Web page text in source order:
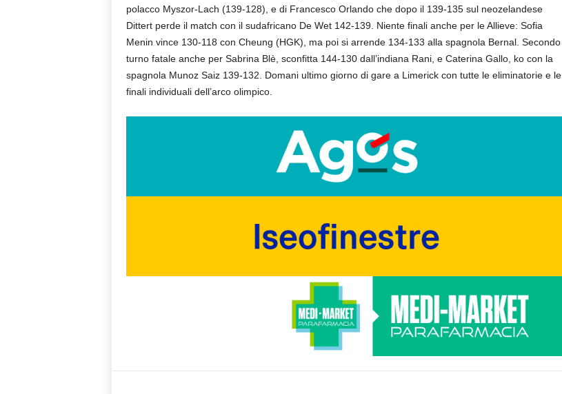
polacco Myszor-Lach (139-128), e di Francesco Orlando che dopo il 139-135 sul neozelandese
Dittert perde il match con il sudafricano De Wet 142-139. Niente finali anche per le Allieve: Sofia
Menin vince 130-118 con Cheung (HGK), ma poi si arrende 134-133 alla spagnola Bernal. Secondo
turno fatale anche per Sabrina Blè, sconfitta 144-130 dall’indiana Rani, e Caterina Gallo, ko con la
spagnola Munoz Saiz 139-132. Domani ultimo giorno di gare a Limerick con tutte le eliminatorie e le
finali individuali dell’arco olimpico.